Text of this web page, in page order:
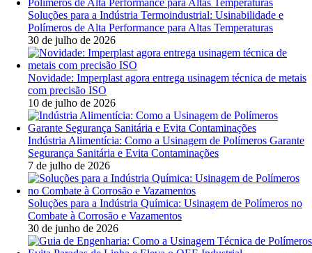
Soluções para a Indústria Termoindustrial: Usinabilidade e
Polímeros de Alta Performance para Altas Temperaturas
30 de julho de 2026
Novidade: Imperplast agora entrega usinagem técnica de metais
com precisão ISO
10 de julho de 2026
Indústria Alimentícia: Como a Usinagem de Polímeros Garante
Segurança Sanitária e Evita Contaminações
7 de julho de 2026
Soluções para a Indústria Química: Usinagem de Polímeros no
Combate à Corrosão e Vazamentos
30 de junho de 2026